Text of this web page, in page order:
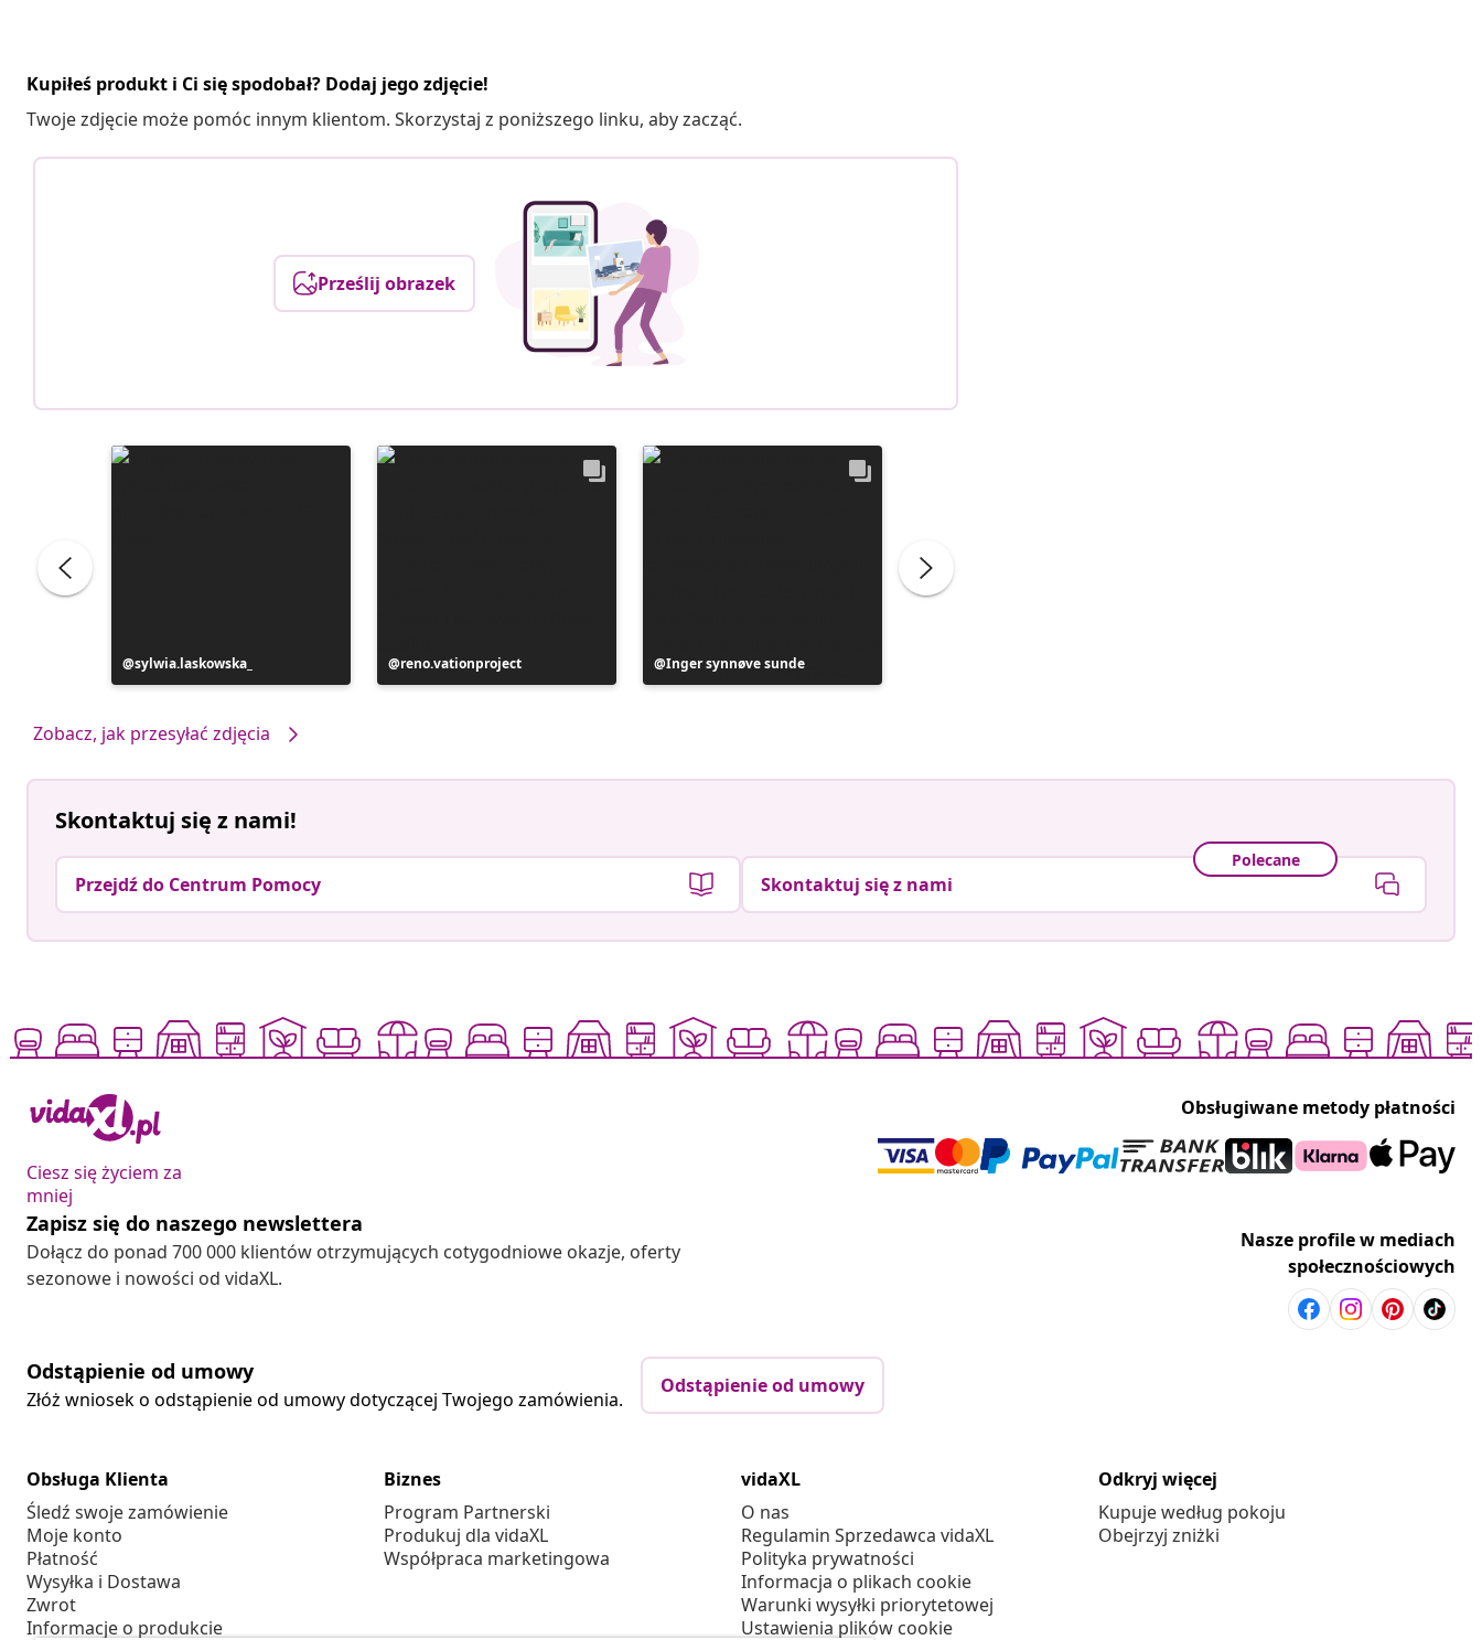
Kupiłeś produkt i Ci się spodobał? Dodaj jego zdjęcie!
Twoje zdjęcie może pomóc innym klientom. Skorzystaj z poniższego linku, aby zacząć.
Prześlij obrazek
Post
opublikowany
sylwia.laskowska_
Post
opublikowany
reno.vationproject
Post
opublikowany
Inger synnøve sunde
Zobacz, jak przesyłać zdjęcia
Skontaktuj się z nami!
Przejdź do Centrum Pomocy
Polecane
Skontaktuj się z nami
Ciesz się życiem za
mniej
Obsługiwane metody płatności
Zapisz się do naszego newslettera
Dołącz do ponad 700 000 klientów otrzymujących cotygodniowe okazje, oferty
sezonowe i nowości od vidaXL.
Nasze profile w mediach
społecznościowych
Odstąpienie od umowy
Złóż wniosek o odstąpienie od umowy dotyczącej Twojego zamówienia.
Odstąpienie od umowy
Obsługa Klienta
Śledź swoje zamówienie
Moje konto
Płatność
Wysyłka i Dostawa
Zwrot
Informacje o produkcie
Biznes
Program Partnerski
Produkuj dla vidaXL
Współpraca marketingowa
vidaXL
O nas
Regulamin Sprzedawca vidaXL
Polityka prywatności
Informacja o plikach cookie
Warunki wysyłki priorytetowej
Ustawienia plików cookie
Odkryj więcej
Kupuje według pokoju
Obejrzyj zniżki